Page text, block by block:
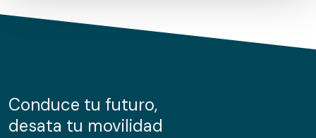
de cookies.
información sobre el uso que haga del sitio web con
nuestros partners de redes sociales, publicidad y análisis
Conduce tu futuro,
desata tu movilidad